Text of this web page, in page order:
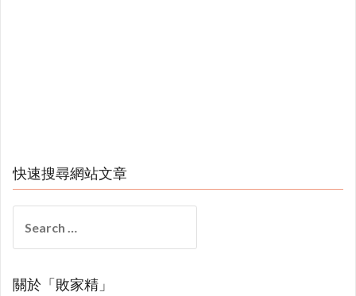
快速搜尋網站文章
for:
關於「敗家精」